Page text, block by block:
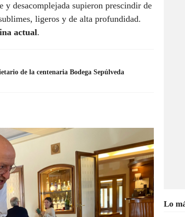
y desacomplejada supieron prescindir de
ligeros y de alta profundidad.
actual.
de la centenaria Bodega Sepúlveda
Lo